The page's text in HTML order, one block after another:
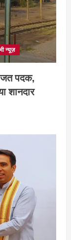
न्यूज़
पदक,
शानदार